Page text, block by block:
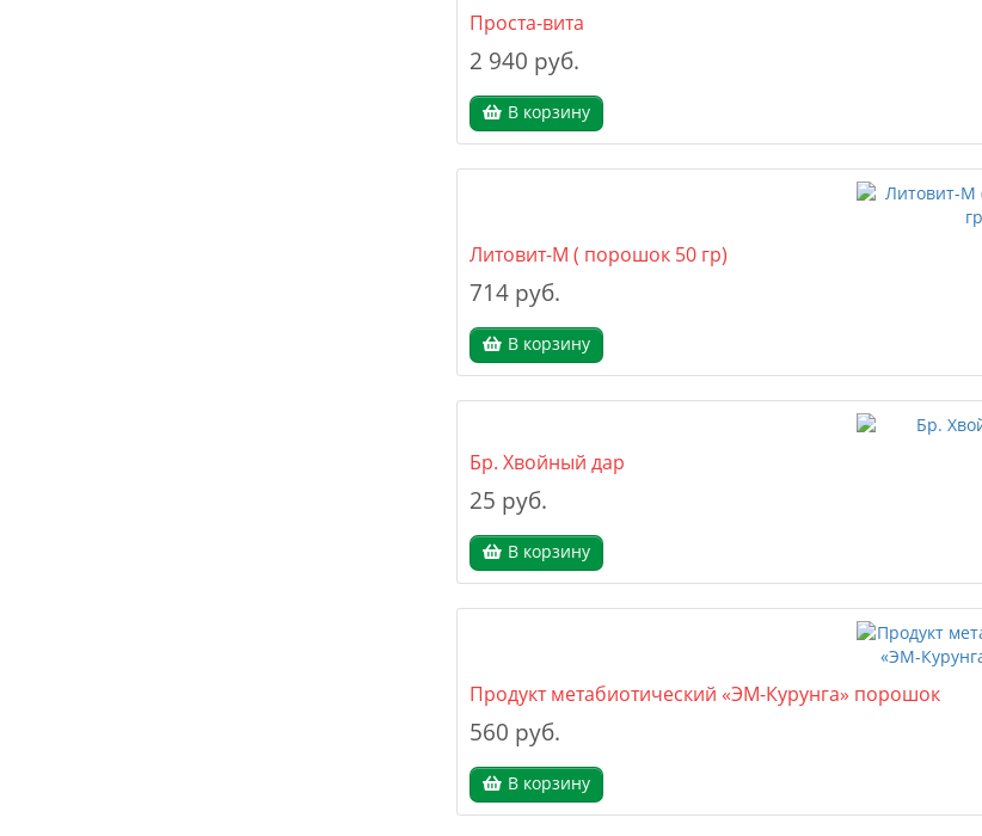
Проста-вита
2 940 руб.
В корзину
Литовит-М ( порошок 50 гр)
714 руб.
В корзину
Бр. Хвойный дар
25 руб.
В корзину
Продукт метабиотический «ЭМ-Курунга» порошок
560 руб.
В корзину